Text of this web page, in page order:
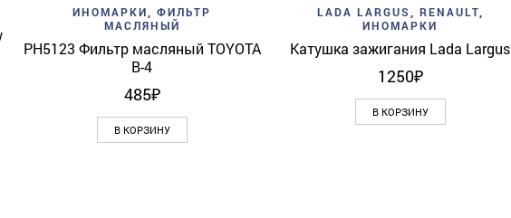
Add to wishlist Quick View
ИНОМАРКИ
ФИЛЬТР
МАСЛЯНЫЙ
PH5123 Фильтр масляный TOYOTA
В-4
485₽
В КОРЗИНУ
Add to wishlist Quick View
LADA LARGUS RENAULT
ИНОМАРКИ
Катушка зажигания Lada Largus
1250₽
В КОРЗИНУ